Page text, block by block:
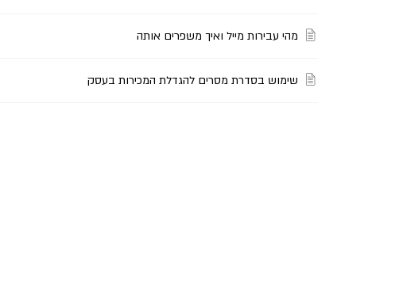
מהי עבירות מייל ואיך משפרים אותה
שימוש בסדרת מסרים להגדלת המכירות בעסק